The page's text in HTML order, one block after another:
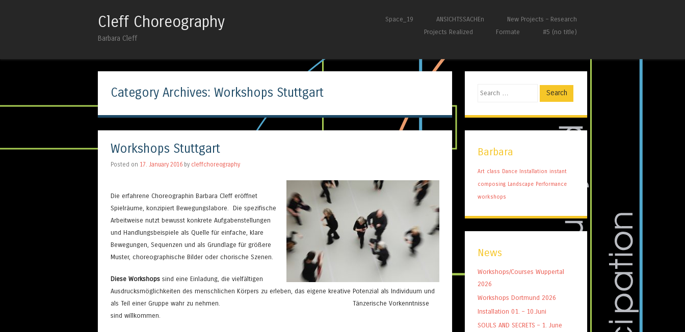
Cleff Choreography
Barbara Cleff
Skip to contentSpace_19 ANSICHTSSACHEn
New Projects – Research
Projects Realized
Formate #5 (no title)
Category Archives: Workshops Stuttgart
Workshops Stuttgart
Posted on 17. January 2016 by cleffchoreography
Die erfahrene Choreographin Barbara Cleff eröffnet
Spielräume, konzipiert Bewegungslabore. Die spezifische
Arbeitweise nutzt bewusst konkrete Aufgabenstellungen
und Handlungsbeispiele als Quelle für einfache, klare
Bewegungen, Sequenzen und als Grundlage für größere
Muster, choreographische Bilder oder chorische Szenen.
Diese Workshops sind eine Einladung, die vielfältigen
Ausdrucksmöglichkeiten des menschlichen Körpers zu erleben, das eigene kreative Potenzial als Individuum und
als Teil einer Gruppe wahr zu nehmen. Tänzerische Vorkenntnisse
sind willkommen.
Search
Barbara
Art class Dance Installation instant
composing Landscape Performance
workshops
News
Workshops/Courses Wuppertal
2026
Workshops Dortmund 2026
Installation 01. – 10.Juni
SOULS AND SECRETS – 1. June